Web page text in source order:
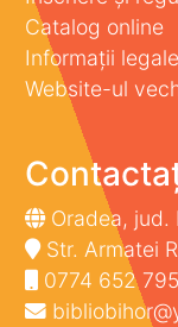
Catalog online
Informații legale
Website-ul
Oradea, jud.
Str. Armatei
0774 652 795